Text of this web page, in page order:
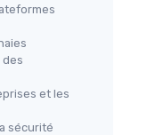
des
et les
sécurité